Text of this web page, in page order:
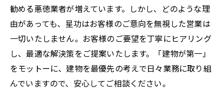
勧める悪徳業者が増えています。しかし、どのような理
由があっても、星功はお客様のご意向を無視した営業は
一切いたしません。お客様のご要望を丁寧にヒアリング
し、最適な解決策をご提案いたします。「建物が第一」
をモットーに、建物を最優先の考えで日々業務に取り組
んでいますので、安心してご相談ください。